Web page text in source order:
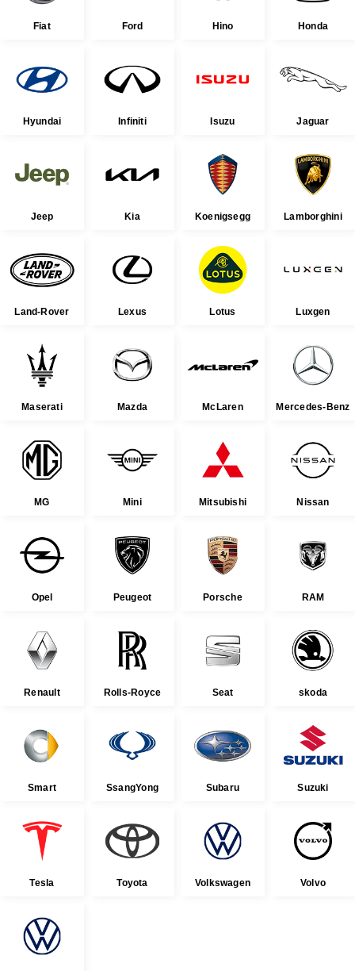
Fiat Ford Hino Honda
Hyundai Infiniti Isuzu Jaguar
Jeep Kia Koenigsegg Lamborghini
Land-Rover Lexus Lotus Luxgen
Maserati Mazda McLaren Mercedes-Benz
MG Mini Mitsubishi Nissan
Opel Peugeot Porsche RAM
Renault Rolls-Royce Seat skoda
Smart SsangYong Subaru Suzuki
Tesla Toyota Volkswagen Volvo